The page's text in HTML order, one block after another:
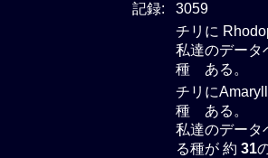
記録:
3059
チリに
私達のデータ
種 ある。
チリに
種 ある。
私達のデータ
る種が 約 31